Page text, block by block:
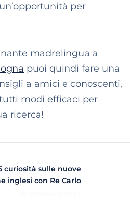
per
madrelingua a
puoi quindi fare una
a amici e conoscenti,
modi efficaci per
ricerca!
curiosità sulle nuove
inglesi con Re Carlo